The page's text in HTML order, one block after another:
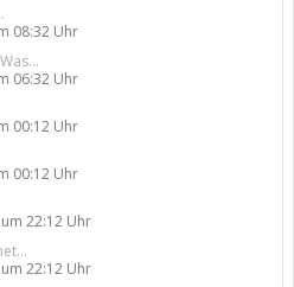
08:32 Uhr
06:32 Uhr
00:12 Uhr
00:12 Uhr
22:12 Uhr
22:12 Uhr